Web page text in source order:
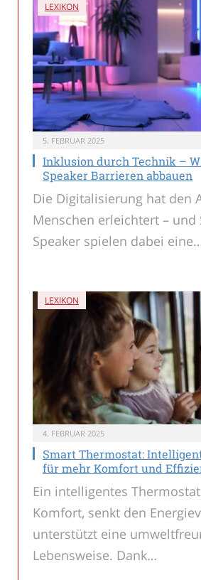
LEXIKON
5. FEBRUAR 2025
Inklusion durch Technik –
Speaker Barrieren abbauen
Die Digitalisierung hat den
Menschen erleichtert – und
Speaker spielen dabei
LEXIKON
4. FEBRUAR 2025
Smart Thermostat:
für mehr Komfort und
Ein intelligentes
Komfort, senkt den
unterstützt eine
Lebensweise. Dank…